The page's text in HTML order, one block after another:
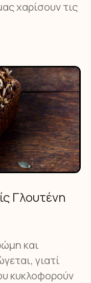
χαρίσουν τις
Γλουτένη
και
γιατί
κυκλοφορούν